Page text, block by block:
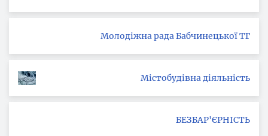
Молодіжна рада Бабчинецької ТГ
Містобудівна діяльність
БЕЗБАР'ЄРНІСТЬ